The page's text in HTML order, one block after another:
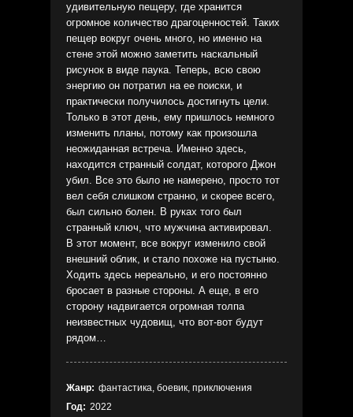
удивительную пещеру, где хранится
огромное количество драгоценностей. Таких
пещер вокруг очень много, но именно на
стене этой можно заметить наскальный
рисунок в виде паука. Теперь, всю свою
энергию он потратил на ее поиски, и
практически получилось достигнуть цели.
Только в этот день, ему пришлось немного
изменить планы, потому как произошла
неожиданная встреча. Именно здесь,
находится странный солдат, которого Джон
убил. Все это было не намерено, просто тот
вел себя слишком странно, и скорее всего,
был сильно болен. В руках того был
странный ключ, что мужчина активировал.
В этот момент, все вокруг изменило свой
внешний облик, и стало похоже на пустыню.
Ходить здесь нереально, и его постоянно
бросает в разные стороны. А еще, в его
сторону надвигается огромная толпа
неизвестных чудовищ, что вот-вот будут
рядом…
Жанр: фантастика, боевик, приключения
Год: 2022